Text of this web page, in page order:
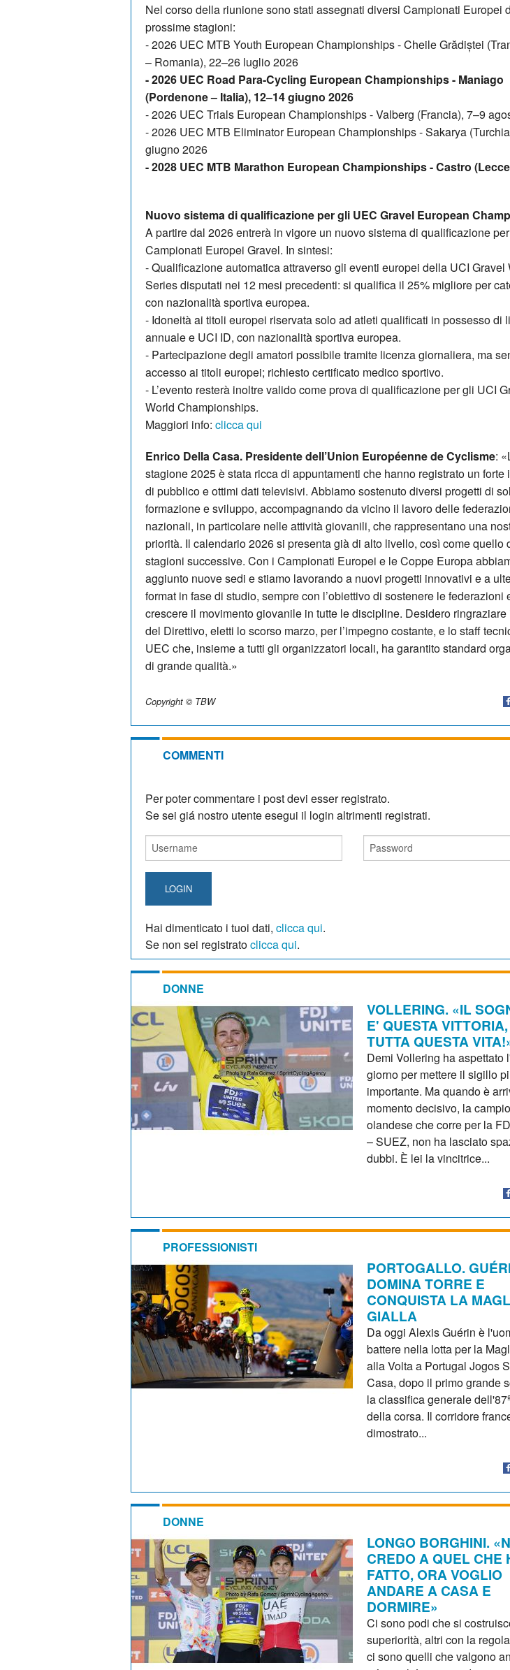
Nel corso della riunione sono stati assegnati diversi Campionati Europei
prossime stagioni:
- 2026 UEC MTB Youth European Championships - Cheile Grădiștei
– Romania), 22–26 luglio 2026
- 2026 UEC Road Para-Cycling European Championships - Maniago
(Pordenone – Italia), 12–14 giugno 2026
- 2026 UEC Trials European Championships - Valberg (Francia), 7–9
- 2026 UEC MTB Eliminator European Championships - Sakarya
giugno 2026
- 2028 UEC MTB Marathon European Championships - Castro
Nuovo sistema di qualificazione per gli UEC Gravel European
A partire dal 2026 entrerà in vigore un nuovo sistema di qualificazione
Campionati Europei Gravel. In sintesi:
- Qualificazione automatica attraverso gli eventi europei della UCI Gravel
Series disputati nei 12 mesi precedenti: si qualifica il 25% migliore per
con nazionalità sportiva europea.
- Idoneità ai titoli europei riservata solo ad atleti qualificati in possesso di
annuale e UCI ID, con nazionalità sportiva europea.
- Partecipazione degli amatori possibile tramite licenza giornaliera, ma
accesso ai titoli europei; richiesto certificato medico sportivo.
- L’evento resterà inoltre valido come prova di qualificazione per gli UCI
World Championships.
Maggiori info: clicca qui
Enrico Della Casa. Presidente dell’Union Européenne de Cyclisme:
stagione 2025 è stata ricca di appuntamenti che hanno registrato un forte
di pubblico e ottimi dati televisivi. Abbiamo sostenuto diversi progetti di
formazione e sviluppo, accompagnando da vicino il lavoro delle
nazionali, in particolare nelle attività giovanili, che rappresentano una
priorità. Il calendario 2026 si presenta già di alto livello, così come quello
stagioni successive. Con i Campionati Europei e le Coppe Europa
aggiunto nuove sedi e stiamo lavorando a nuovi progetti innovativi e a
format in fase di studio, sempre con l’obiettivo di sostenere le federazioni
crescere il movimento giovanile in tutte le discipline. Desidero
del Direttivo, eletti lo scorso marzo, per l’impegno costante, e lo staff
UEC che, insieme a tutti gli organizzatori locali, ha garantito standard
di grande qualità.»
Copyright © TBW
COMMENTI
Per poter commentare i post devi esser registrato.
Se sei giá nostro utente esegui il login altrimenti registrati.
LOGIN
Hai dimenticato i tuoi dati, clicca qui.
Se non sei registratoclicca qui.
DONNE
VOLLERING. «IL
E' QUESTA
TUTTA QUESTA
Demi Vollering ha aspettato
giorno per mettere il sigillo
importante. Ma quando è
momento decisivo, la
olandese che corre per la
– SUEZ, non ha lasciato
dubbi. È lei la vincitrice...
PROFESSIONISTI
PORTOGALLO.
DOMINA TORRE E
CONQUISTA LA
GIALLA
Da oggi Alexis Guérin è
battere nella lotta per la
alla Volta a Portugal Jogos
Casa, dopo il primo grande
la classifica generale
della corsa. Il corridore
dimostrato...
DONNE
LONGO BORGHINI.
CREDO A QUEL CHE
FATTO, ORA VOGLIO
ANDARE A CASA E
DORMIRE»
Ci sono podi che si
superiorità, altri con la
ci sono quelli che valgono